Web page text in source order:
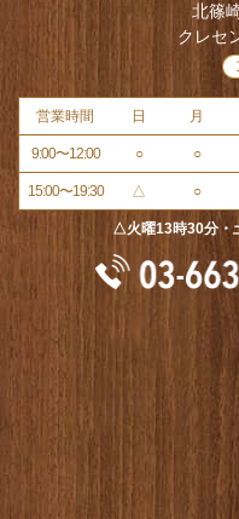
北篠
クレセ
営業時間 日 月
9:00〜12:00 ○ ○
15:00〜19:30 △ ○
△火曜13時30分・